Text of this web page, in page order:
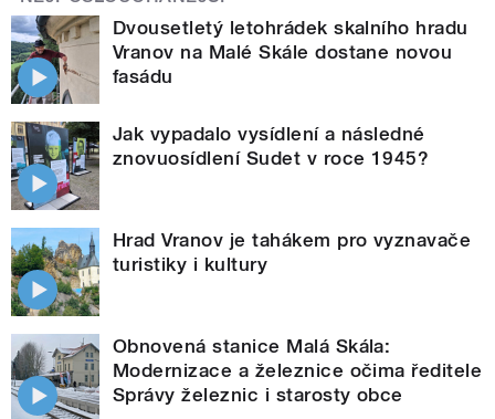
Dvousetletý letohrádek skalního hradu
Vranov na Malé Skále dostane novou
fasádu
Jak vypadalo vysídlení a následné
znovuosídlení Sudet v roce 1945?
Hrad Vranov je tahákem pro vyznavače
turistiky i kultury
Obnovená stanice Malá Skála:
Modernizace a železnice očima ředitele
Správy železnic i starosty obce